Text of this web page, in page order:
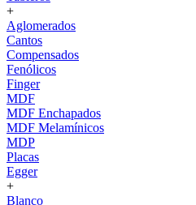
+
Aglomerados
Cantos
Compensados
Fenólicos
Finger
MDF
MDF Enchapados
MDF Melamínicos
MDP
Placas
Egger
+
Blanco